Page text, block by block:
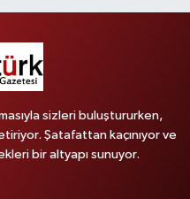
sizleri buluştururken,
Şatafattan kaçınıyor ve
bir altyapı sunuyor.